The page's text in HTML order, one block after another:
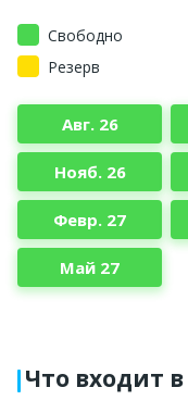
Свободно
Резерв
Авг. 26
Нояб. 26
Февр. 27
Май 27
Что входит